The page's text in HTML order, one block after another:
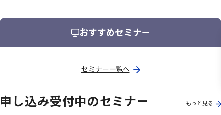
おすすめセミナー
セミナー一覧へ
申し込み受付中のセミナー もっと見る